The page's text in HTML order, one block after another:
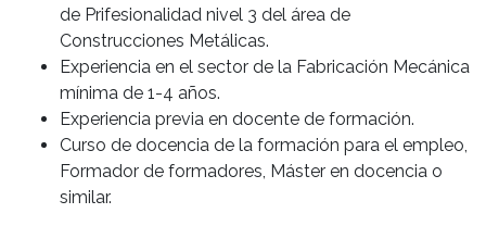
de Prifesionalidad nivel 3 del área de
Construcciones Metálicas.
Experiencia en el sector de la Fabricación Mecánica
mínima de 1-4 años.
Experiencia previa en docente de formación.
Curso de docencia de la formación para el empleo,
Formador de formadores, Máster en docencia o
similar.